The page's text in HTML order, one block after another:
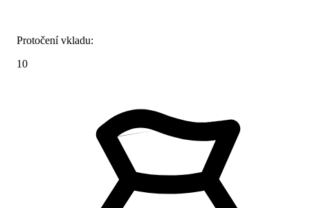
Protočení vkladu:
10